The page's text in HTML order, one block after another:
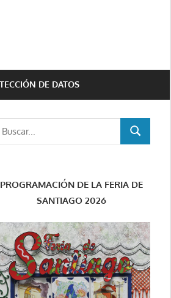
DE DATOS
BUSCAR
PROGRAMACIÓN DE LA FERIA DE
SANTIAGO 2026